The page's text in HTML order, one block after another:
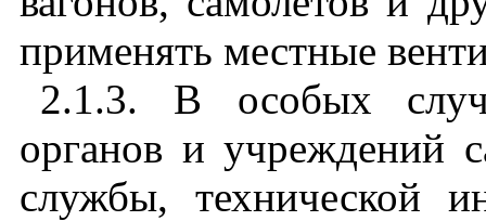
применять местные
2.1.3. В особых
органов и учреждений
службы, технической